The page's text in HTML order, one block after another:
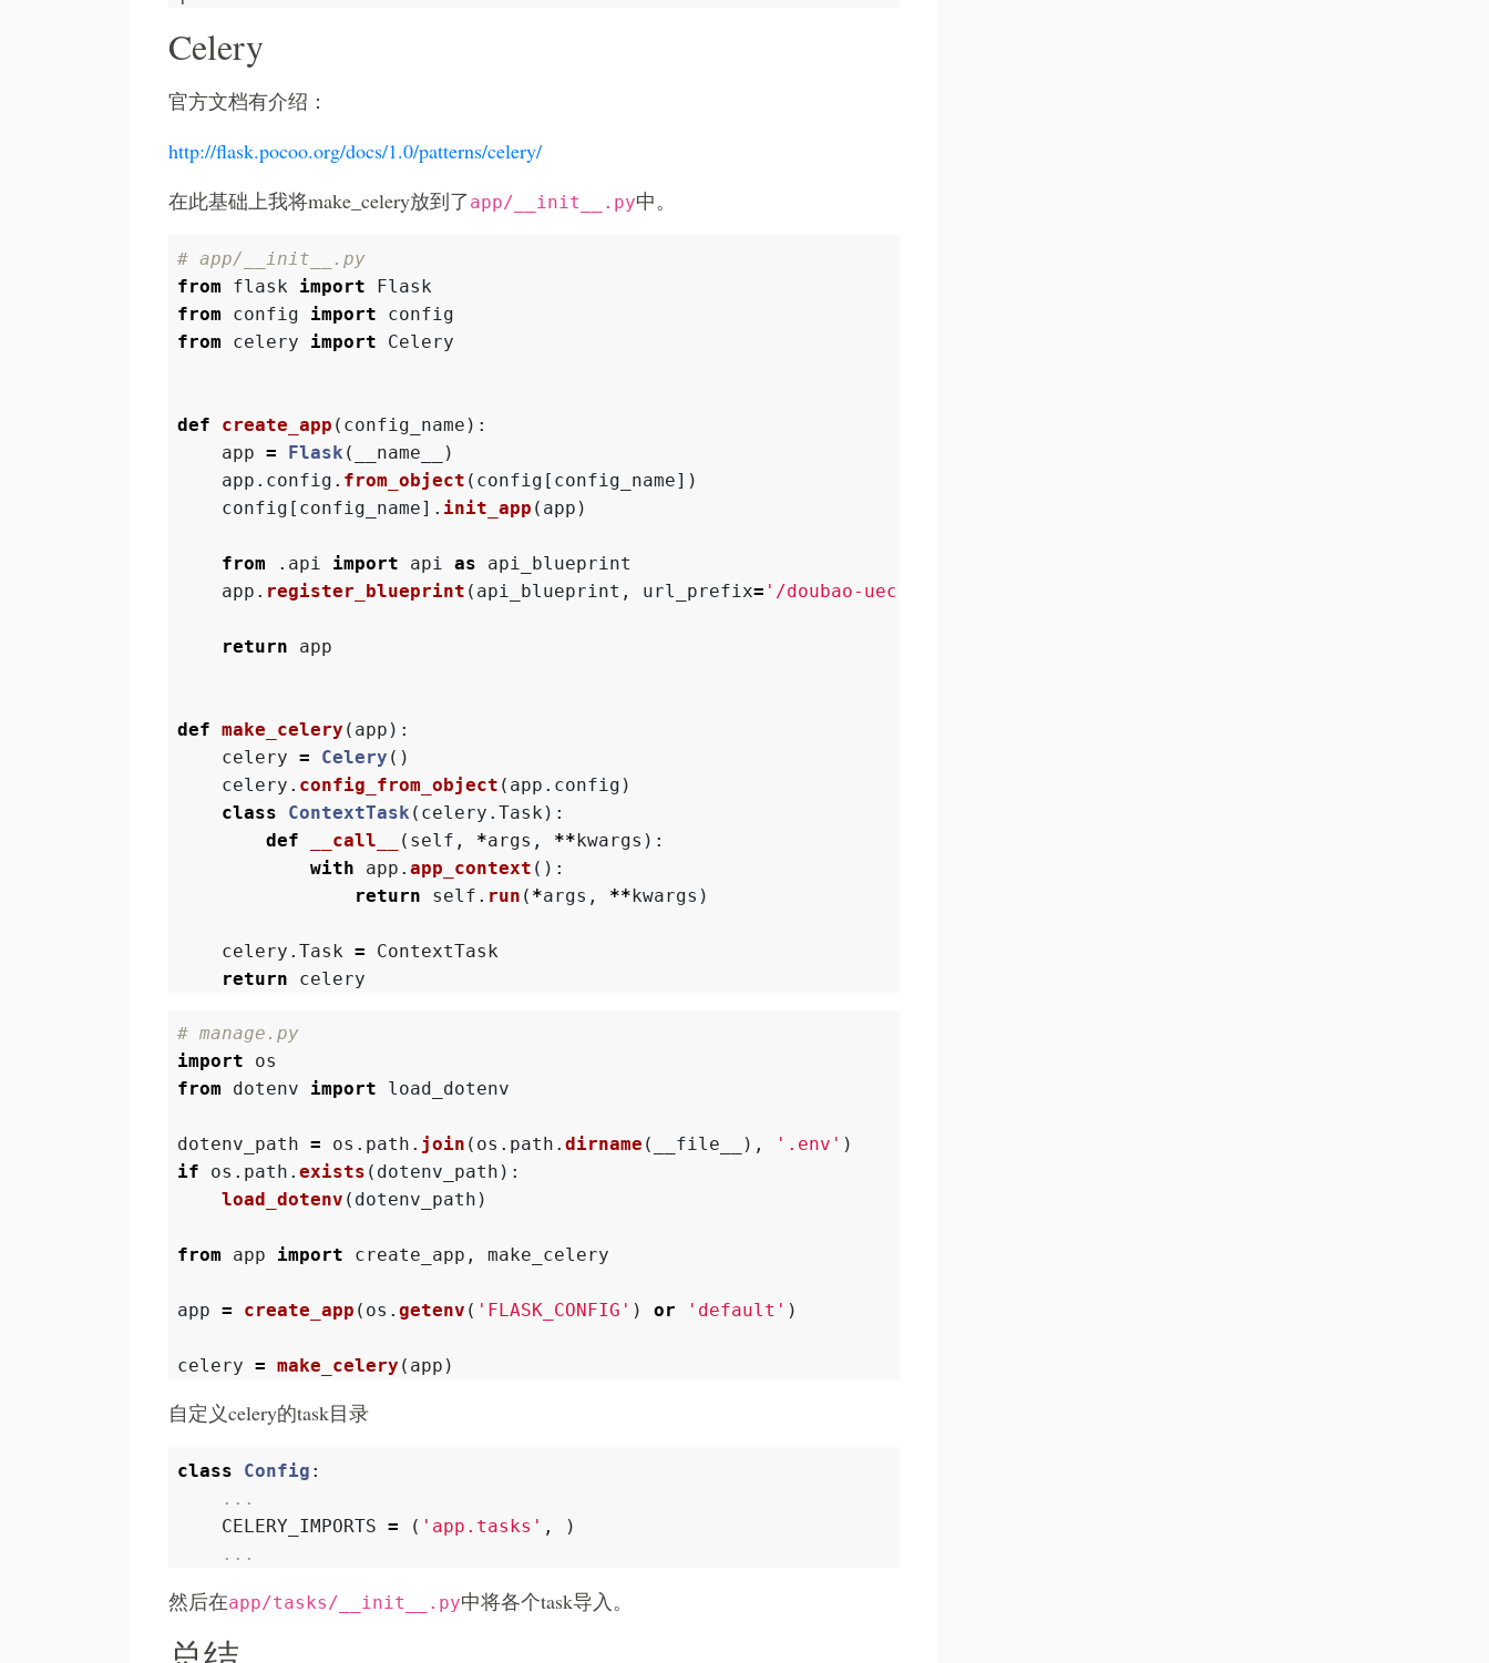
Celery
官方文档有介绍：
http://flask.pocoo.org/docs/1.0/patterns/celery/
在此基础上我将make_celery放到了app/__init__.py中。
from
flask import
Flask
from
config import
config
from
celery import Celery
def create_app ( config_name ):
app
= Flask ( __name__
)
app . config . from_object ( config [ config_name])
config [ config_name]. init_app ( app )
from .api import api as
api_blueprint
app . register_blueprint ( api_blueprint , url_prefix= ' /doubao-uecv2/api/v1
return app
def make_celery ( app ):
celery
= Celery ()
celery . config_from_object ( app . config )
class
ContextTask ( celery .Task):
def
__call__ ( self , *args , **kwargs ):
with
app .app_context ():
return
self . run ( *args , **kwargs )
celery .Task =
ContextTask
return
celery
import
os
from
dotenv import load_dotenv
dotenv_path = os . path . join ( os . path .dirname ( __file__ ), ' .env ' )
if
os . path .exists ( dotenv_path ):
load_dotenv ( dotenv_path )
from app import create_app , make_celery
app = create_app ( os .getenv ( ' FLASK_CONFIG ' ) or ' default ' )
celery = make_celery ( app )
自定义celery的task目录
class Config :
...
CELERY_IMPORTS
= ( ' app.tasks ' ,
)
...
然后在app/tasks/__init__.py中将各个task导入。